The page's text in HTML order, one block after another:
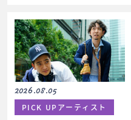
2026.08.05
PICK UPアーティスト